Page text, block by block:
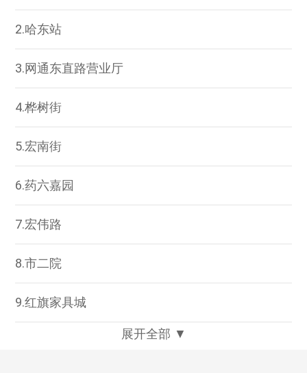
2.哈东站
3.网通东直路营业厅
4.桦树街
5.宏南街
6.药六嘉园
7.宏伟路
8.市二院
9.红旗家具城
展开全部 ▼